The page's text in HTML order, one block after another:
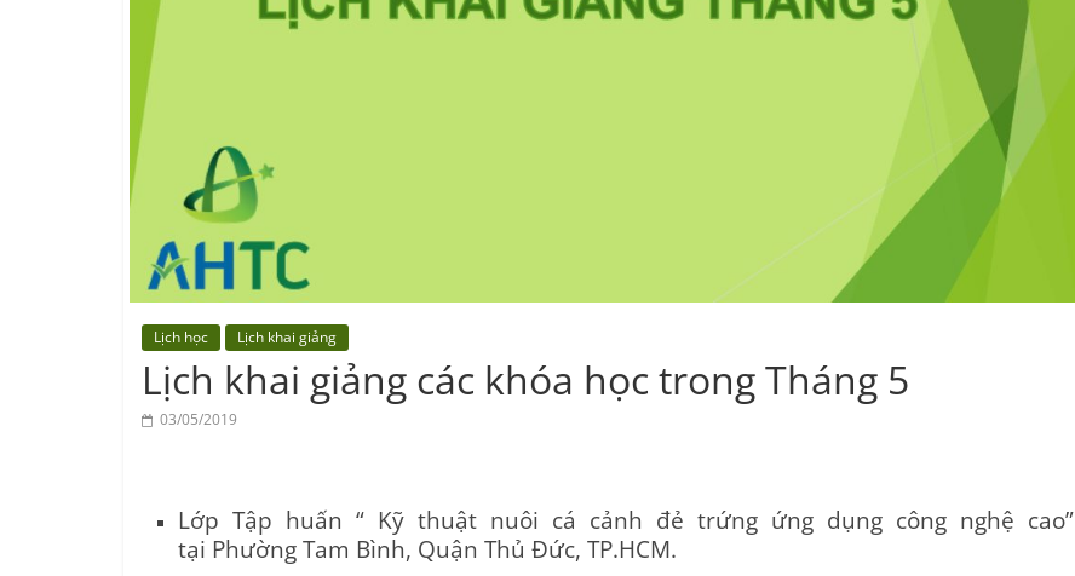
Center
Lịch học Lịch khai giảng
Lịch khai giảng các khóa học trong Tháng 5
03/05/2019
Lớp Tập huấn “ Kỹ thuật nuôi cá cảnh đẻ trứng ứng dụng công nghệ cao”
tại Phường Tam Bình, Quận Thủ Đức, TP.HCM.